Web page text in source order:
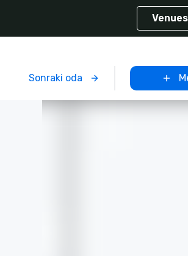
Venues
Sonraki oda